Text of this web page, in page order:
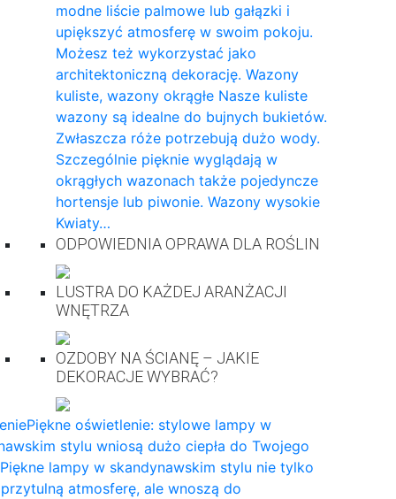
modne liście palmowe lub gałązki i
upiększyć atmosferę w swoim pokoju.
Możesz też wykorzystać jako
architektoniczną dekorację. Wazony
kuliste, wazony okrągłe Nasze kuliste
wazony są idealne do bujnych bukietów.
Zwłaszcza róże potrzebują dużo wody.
Szczególnie pięknie wyglądają w
okrągłych wazonach także pojedyncze
hortensje lub piwonie. Wazony wysokie
Kwiaty…
ODPOWIEDNIA OPRAWA DLA ROŚLIN
LUSTRA DO KAŻDEJ ARANŻACJI
WNĘTRZA
OZDOBY NA ŚCIANĘ – JAKIE
DEKORACJE WYBRAĆ?
Piękne oświetlenie: stylowe lampy w
stylu wniosą dużo ciepła do Twojego
lampy w skandynawskim stylu nie tylko
atmosferę, ale wnoszą do